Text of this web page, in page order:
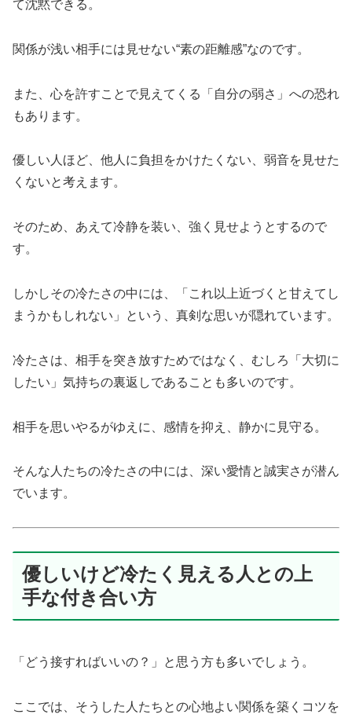
て沈黙できる。
関係が浅い相手には見せない“素の距離感”なのです。
また、心を許すことで見えてくる「自分の弱さ」への恐れ
もあります。
優しい人ほど、他人に負担をかけたくない、弱音を見せた
くないと考えます。
そのため、あえて冷静を装い、強く見せようとするので
す。
しかしその冷たさの中には、「これ以上近づくと甘えてし
まうかもしれない」という、真剣な思いが隠れています。
冷たさは、相手を突き放すためではなく、むしろ「大切に
したい」気持ちの裏返しであることも多いのです。
相手を思いやるがゆえに、感情を抑え、静かに見守る。
そんな人たちの冷たさの中には、深い愛情と誠実さが潜ん
でいます。
優しいけど冷たく見える人との上
手な付き合い方
「どう接すればいいの？」と思う方も多いでしょう。
ここでは、そうした人たちとの心地よい関係を築くコツを